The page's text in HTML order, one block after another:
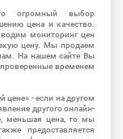
огромный выбор
цена и качество.
мониторинг цен
цену. Мы продаем
На нашем сайте Вы
временем
цене» - если на другом
другого онлайн-
меньшая цена, то мы
предоставляется